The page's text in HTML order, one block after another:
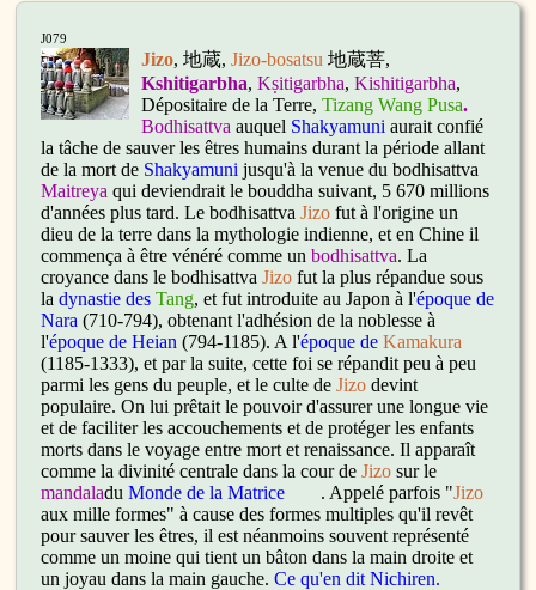
J079
Jizo, 地蔵,Jizo-bosatsu 地蔵菩,
Kshitigarbha,Kṣitigarbha,Kishitigarbha,
Dépositaire de la Terre,Tizang Wang Pusa.
Bodhisattva auquel Shakyamuni aurait confié
la tâche de sauver les êtres humains durant la période allant
de la mort de Shakyamuni jusqu'à la venue du bodhisattva
Maitreya qui deviendrait le bouddha suivant, 5 670 millions
d'années plus tard. Le bodhisattvaJizo fut à l'origine un
dieu de la terre dans la mythologie indienne, et en Chine il
commença à être vénéré comme unbodhisattva. La
croyance dans le bodhisattvaJizo fut la plus répandue sous
la dynastie des Tang, et fut introduite au Japon à l'époque de
Nara (710-794), obtenant l'adhésion de la noblesse à
l'époque deHeian (794-1185). A l'époque deKamakura
(1185-1333), et par la suite, cette foi se répandit peu à peu
parmi les gens du peuple, et le culte deJizo devint
populaire. On lui prêtait le pouvoir d'assurer une longue vie
et de faciliter les accouchements et de protéger les enfants
morts dans le voyage entre mort et renaissance. Il apparaît
comme la divinité centrale dans la cour deJizo sur le
mandaladuMonde de la Matrice . Appelé parfois "Jizo
aux mille formes" à cause des formes multiples qu'il revêt
pour sauver les êtres, il est néanmoins souvent représenté
comme un moine qui tient un bâton dans la main droite et
un joyau dans la main gauche.Ce qu'en dit Nichiren.